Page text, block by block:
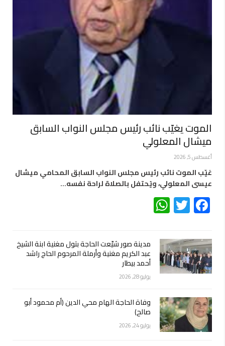
الموت يغيّب نائب رئيس مجلس النواب السابق
ميشال المعلولي
أغسطس 5, 2026
غيّب الموت نائب رئيس مجلس النواب السابق المحامي ميشال
عيسى المعلولي، ويُحتفل بالصلاة لراحة نفسه…
Facebook
Twitter
مدينة صور شيّعت الحاجة بتول مغنية ابنة الشيخ
عبد الكريم مغنية وأرملة المرحوم الحاج راشد
أحمد بيطار
يوليو 28, 2026
وفاة الحاجة الهام محي الدين (أم محمود أبو
صالح)
يوليو 24, 2026